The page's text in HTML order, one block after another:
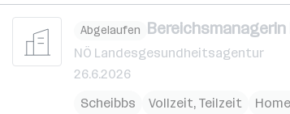
Abgelaufen
NÖ Landesgesundheitsagentur
26.6.2026
Scheibbs
Vollzeit, Teilzeit